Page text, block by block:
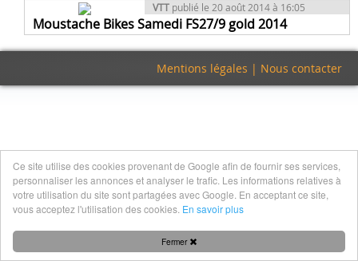
VTT publié le 20 août 2014 à 16:05
Moustache Bikes Samedi FS27/9 gold 2014
Mentions légales | Nous contacter
Fermer
Ce site utilise des cookies provenant de Google afin de fournir ses services,
personnaliser les annonces et analyser le trafic. Les informations relatives à
votre utilisation du site sont partagées avec Google. En acceptant ce site,
vous acceptez l'utilisation des cookies. En savoir plus